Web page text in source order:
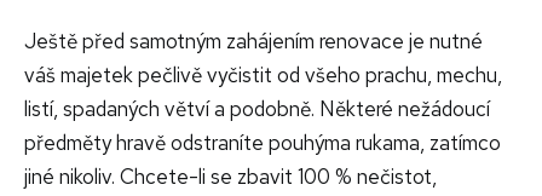
Ještě před samotným zahájením renovace je nutné
váš majetek pečlivě vyčistit od všeho prachu, mechu,
listí, spadaných větví a podobně. Některé nežádoucí
předměty hravě odstraníte pouhýma rukama, zatímco
jiné nikoliv. Chcete-li se zbavit 100 % nečistot,